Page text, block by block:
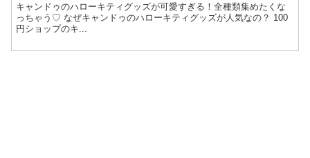
キャンドゥのハローキティグッズが可愛すぎる！全種類集めたくな
っちゃう♡ なぜキャンドゥのハローキティグッズが人気なの？ 100
円ショップのキ...